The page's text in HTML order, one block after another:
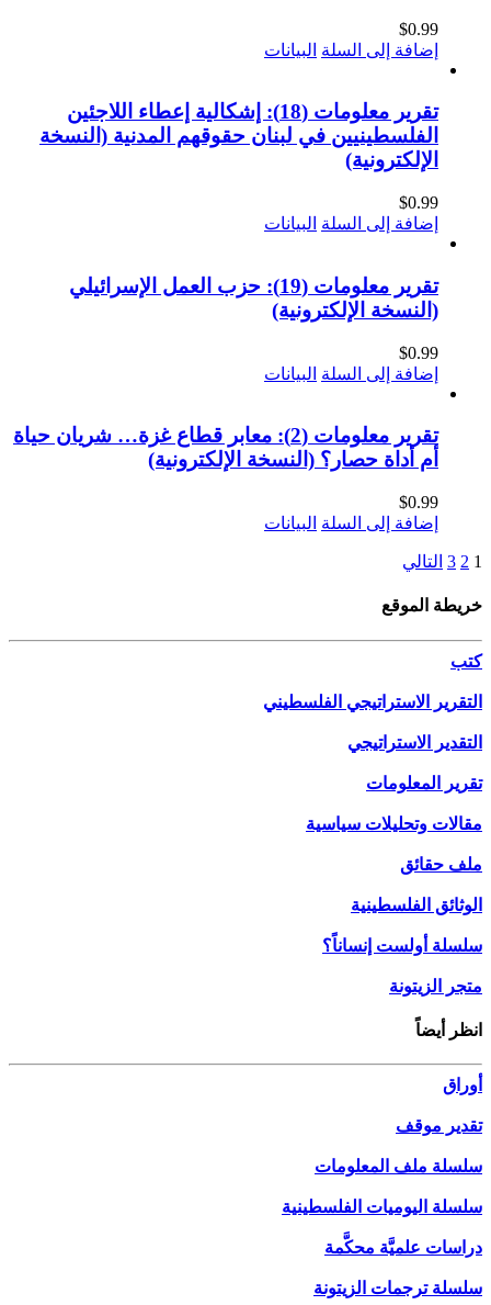
$0.99
إضافة إلى السلة البيانات
تقرير معلومات (18): إشكالية إعطاء اللاجئين
الفلسطينيين في لبنان حقوقهم المدنية (النسخة
الإلكترونية)
$0.99
إضافة إلى السلة البيانات
تقرير معلومات (19): حزب العمل الإسرائيلي
(النسخة الإلكترونية)
$0.99
إضافة إلى السلة البيانات
تقرير معلومات (2): معابر قطاع غزة… شريان حياة
أم أداة حصار؟ (النسخة الإلكترونية)
$0.99
إضافة إلى السلة البيانات
1
2
3 التالي
خريطة الموقع
كتب
التقرير الاستراتيجي الفلسطيني
التقدير الاستراتيجي
تقرير المعلومات
مقالات وتحليلات سياسية
ملف حقائق
الوثائق الفلسطينية
سلسلة أولست إنساناً؟
متجر الزيتونة
انظر أيضاً
أوراق
تقدير موقف
سلسلة ملف المعلومات
سلسلة اليوميات الفلسطينية
دراسات علميَّة محكَّمة
سلسلة ترجمات الزيتونة